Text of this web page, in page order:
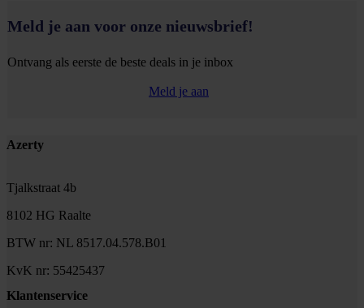
Meld je aan voor onze nieuwsbrief!
Ontvang als eerste de beste deals in je inbox
Meld je aan
Footer
Azerty
Tjalkstraat 4b
8102 HG Raalte
BTW nr: NL 8517.04.578.B01
KvK nr: 55425437
Klantenservice